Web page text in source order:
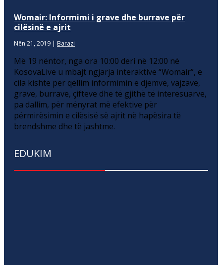
Womair: Informimi i grave dhe burrave për
cilësinë e ajrit
Nën 21, 2019 | Barazi
Më 19 nëntor, nga ora 10:00 deri në 12:00 në
KosovaLive u mbajt ngjarja interaktive “Womair”, e
cila kishte për qëllim informimin e djemve, vajzave,
grave, burrave, çifteve dhe të gjithë të interesuarve,
pa dallim, për mënyrat më efektive për
përmirësimin e cilësisë së ajrit në hapësira të
brendshme dhe të jashtme.
EDUKIM